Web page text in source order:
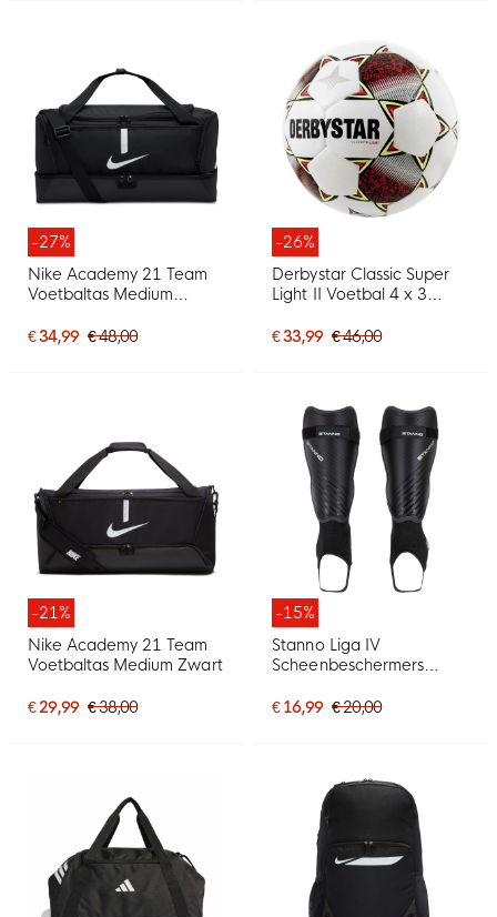
-27%
Nike Academy 21 Team
Voetbaltas Medium
€ 34,99 € 48,00
-26%
Derbystar Classic Super
Light II Voetbal 4 x 3
€ 33,99 € 46,00
-21%
Nike Academy 21 Team
Voetbaltas Medium Zwart
€ 29,99 € 38,00
-15%
Stanno Liga IV
Scheenbeschermers
€ 16,99 € 20,00